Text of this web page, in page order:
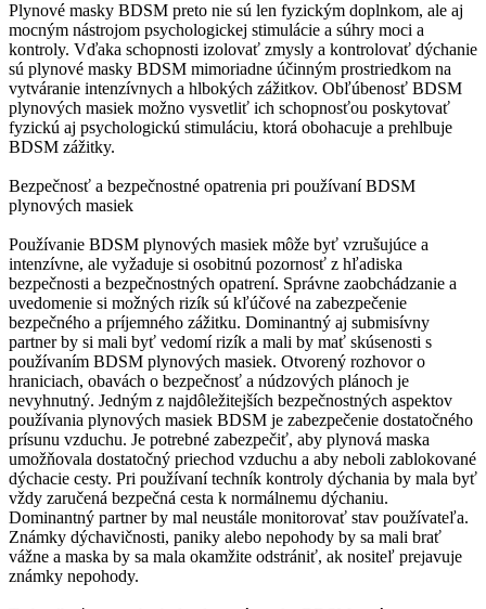
Plynové masky BDSM preto nie sú len fyzickým doplnkom, ale aj
mocným nástrojom psychologickej stimulácie a súhry moci a
kontroly. Vďaka schopnosti izolovať zmysly a kontrolovať dýchanie
sú plynové masky BDSM mimoriadne účinným prostriedkom na
vytváranie intenzívnych a hlbokých zážitkov. Obľúbenosť BDSM
plynových masiek možno vysvetliť ich schopnosťou poskytovať
fyzickú aj psychologickú stimuláciu, ktorá obohacuje a prehlbuje
BDSM zážitky.
Bezpečnosť a bezpečnostné opatrenia pri používaní BDSM
plynových masiek
Používanie BDSM plynových masiek môže byť vzrušujúce a
intenzívne, ale vyžaduje si osobitnú pozornosť z hľadiska
bezpečnosti a bezpečnostných opatrení. Správne zaobchádzanie a
uvedomenie si možných rizík sú kľúčové na zabezpečenie
bezpečného a príjemného zážitku. Dominantný aj submisívny
partner by si mali byť vedomí rizík a mali by mať skúsenosti s
používaním BDSM plynových masiek. Otvorený rozhovor o
hraniciach, obavách o bezpečnosť a núdzových plánoch je
nevyhnutný. Jedným z najdôležitejších bezpečnostných aspektov
používania plynových masiek BDSM je zabezpečenie dostatočného
prísunu vzduchu. Je potrebné zabezpečiť, aby plynová maska
umožňovala dostatočný priechod vzduchu a aby neboli zablokované
dýchacie cesty. Pri používaní techník kontroly dýchania by mala byť
vždy zaručená bezpečná cesta k normálnemu dýchaniu.
Dominantný partner by mal neustále monitorovať stav používateľa.
Známky dýchavičnosti, paniky alebo nepohody by sa mali brať
vážne a maska by sa mala okamžite odstrániť, ak nositeľ prejavuje
známky nepohody.